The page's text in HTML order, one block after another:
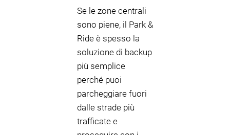
Se le zone centrali
sono piene, il Park &
Ride è spesso la
soluzione di backup
più semplice
perché puoi
parcheggiare fuori
dalle strade più
trafficate e